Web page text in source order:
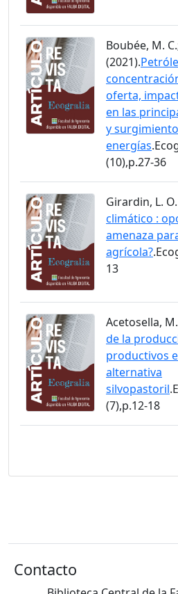
Boubée, M.
(2021).
oferta,
en las
y
energías
(10),p.27-36
Girardin, L.
climático :
amenaza
agrícola?
13
Acetosella,
de la
productivos
alternativa
silvopastoril
(7),p.12-18
Contacto